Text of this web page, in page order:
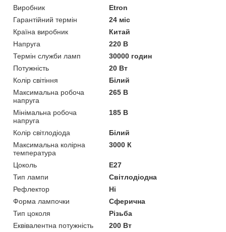
Виробник
Etron
Гарантійний термін
24 міс
Країна виробник
Китай
Напруга
220 В
Термін служби ламп
30000 годин
Потужність
20 Вт
Колір світіння
Білий
Максимальна робоча
напруга
265 В
Мінімальна робоча
напруга
185 В
Колір світлодіода
Білий
Максимальна колірна
температура
3000 К
Цоколь
E27
Тип лампи
Світлодіодна
Рефлектор
Ні
Форма лампочки
Сферична
Тип цоколя
Різьба
Еквівалентна потужність
200 Вт